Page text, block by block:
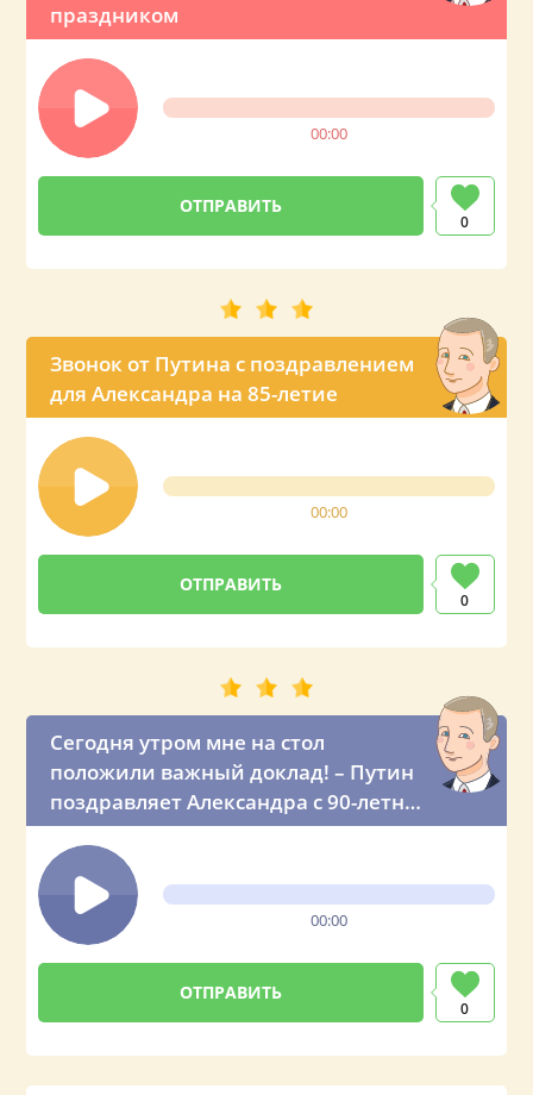
праздником
00:00
0
Звонок от Путина с поздравлением
для Александра на 85-летие
00:00
0
Сегодня утром мне на стол
положили важный доклад! – Путин
поздравляет Александра с 90-летним
юбилеем
00:00
0